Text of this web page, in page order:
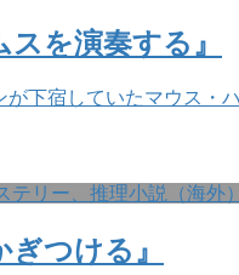
を演奏する』
下宿していたマウス
テリー、推理小説（海外）
つける』